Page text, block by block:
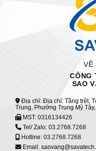
VỀ
CÔNG
SAO
Địa chỉ: Địa chỉ: Tầng trệt,
Trung, Phường Trung Mỹ Tây,
MST: 0316134426
Tel/ Zalo: 03.2768.7268
Hotline: 03.2768.7268
Email: